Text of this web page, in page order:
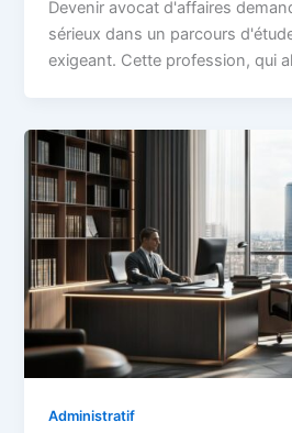
Devenir avocat d'affaires
sérieux dans un parcours
exigeant. Cette profession, qui
Administratif